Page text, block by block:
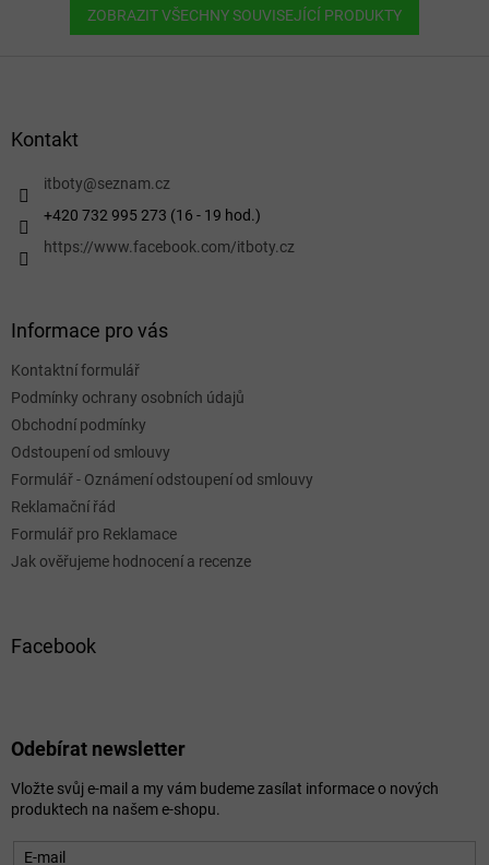
ZOBRAZIT VŠECHNY SOUVISEJÍCÍ PRODUKTY
Kontakt
itboty@seznam.cz
+420 732 995 273 (16 - 19 hod.)
https://www.facebook.com/itboty.cz
Informace pro vás
Kontaktní formulář
Podmínky ochrany osobních údajů
Obchodní podmínky
Odstoupení od smlouvy
Formulář - Oznámení odstoupení od smlouvy
Reklamační řád
Formulář pro Reklamace
Jak ověřujeme hodnocení a recenze
Facebook
Odebírat newsletter
Vložte svůj e-mail a my vám budeme zasílat informace o nových
produktech na našem e-shopu.
E-mail